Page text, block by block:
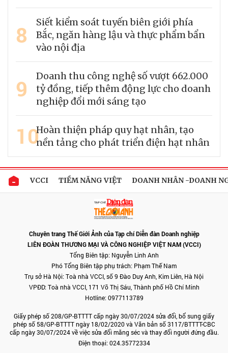
8
Siết kiểm soát tuyến biên giới phía
Bắc, ngăn hàng lậu và thực phẩm bẩn
vào nội địa
9
Doanh thu công nghệ số vượt 662.000
tỷ đồng, tiếp thêm động lực cho doanh
nghiệp đổi mới sáng tạo
10Hoàn thiện pháp quy hạt nhân, tạo
nền tảng cho phát triển điện hạt nhân
VCCI TIỀM NĂNG VIỆT DOANH NHÂN -DOANH
Chuyên trang Thế Giới Ảnh của Tạp chí Diễn đàn Doanh nghiệp
LIÊN ĐOÀN THƯƠNG MẠI VÀ CÔNG NGHIỆP VIỆT NAM (VCCI)
Tổng Biên tập: Nguyễn Linh Anh
Phó Tổng Biên tập phụ trách: Phạm Thế Nam
Trụ sở Hà Nội: Toà nhà VCCI, số 9 Đào Duy Anh, Kim Liên, Hà Nội
VPĐD: Toà nhà VCCI, 171 Võ Thị Sáu, Thành phố Hồ Chí Minh
Hotline: 0977113789
Giấy phép số 208/GP-BTTTT cấp ngày 30/07/2024 sửa đổi, bổ sung giấy
phép số 58/GP-BTTTT ngày 18/02/2020 và Văn bản số 3117/BTTTT-CBC
cấp ngày 30/07/2024 về việc sửa đổi măng séc và thay đổi người đứng đầu.
Điện thoại: 024.35772334